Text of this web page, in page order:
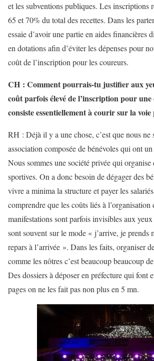
et les subventions publiques. Les inscriptions
65 et 70% du total des recettes. Dans les
essaie d’avoir une partie en aides financières
en dotations afin d’éviter les dépenses pour
coût de l’inscription pour les coureurs.
CH : Comment pourrais-tu justifier aux
coût parfois élevé de l’inscription pour
consiste essentiellement à courir sur la
RH : Déjà il y a une chose, c’est que nous ne
association composée de bénévoles qui ont
Nous sommes une société privée qui organise
sportives. On a donc besoin de dégager des
vivre a minima la structure et payer les
comprendre que les coûts liés à l’organisation
manifestations sont parfois invisibles aux
sont souvent sur le mode « j’arrive, je prends
repars à l’arrivée ». Dans les faits, organiser
comme les nôtres c’est beaucoup beaucoup
Des dossiers à déposer en préfecture qui font
pages on ne les fait pas non plus en 5 mn.